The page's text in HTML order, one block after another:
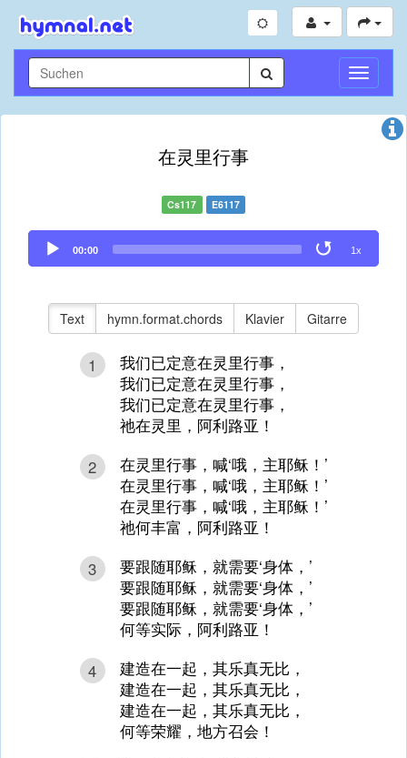
在灵里行事
Cs117 E6117
Audio
Player
00:00 1x
Text hymn.format.chords Klavier Gitarre
1
我们已定意在灵里行事，
我们已定意在灵里行事，
我们已定意在灵里行事，
祂在灵里，阿利路亚！
2
在灵里行事，喊‘哦，主耶稣！’
在灵里行事，喊‘哦，主耶稣！’
在灵里行事，喊‘哦，主耶稣！’
祂何丰富，阿利路亚！
3
要跟随耶稣，就需要‘身体，’
要跟随耶稣，就需要‘身体，’
要跟随耶稣，就需要‘身体，’
何等实际，阿利路亚！
4
建造在一起，其乐真无比，
建造在一起，其乐真无比，
建造在一起，其乐真无比，
何等荣耀，地方召会！